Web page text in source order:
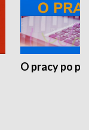
O pracy po